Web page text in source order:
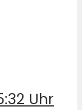
Uhr